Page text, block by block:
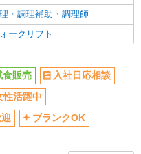
ビス
・調理補助・調理師
ークリフト
食販売
入社日応相談
性活躍中
ブランクOK